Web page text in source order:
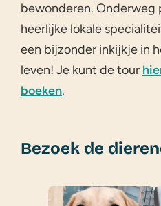
bewonderen. Onderweg
heerlijke lokale
een bijzonder inkijkje in
leven! Je kunt de tour
boeken.
Bezoek de